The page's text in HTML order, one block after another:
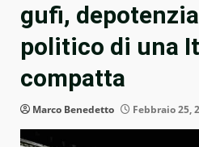
gufi,
politico di una
compatta
Marco Benedetto Febbraio 25,